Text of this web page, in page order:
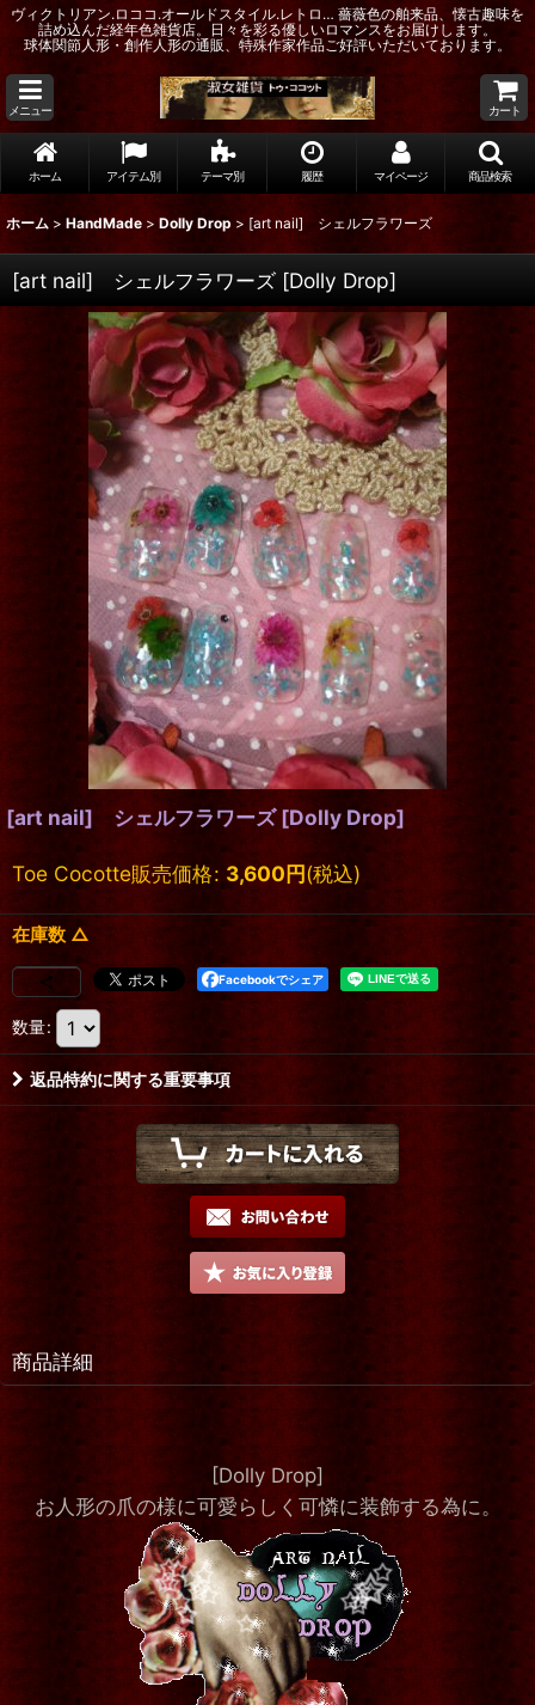
ヴィクトリアン.ロココ.オールドスタイル.レトロ… 薔薇色の舶来品、懐古趣味を
詰め込んだ経年色雑貨店。日々を彩る優しいロマンスをお届けします。
球体関節人形・創作人形の通販、特殊作家作品ご好評いただいております。
メニュー カート
ホーム アイテム別 テーマ別 履歴 マイページ 商品検索
ホーム > HandMade > Dolly Drop > [art nail] シェルフラワーズ
[art nail] シェルフラワーズ [Dolly Drop]
[art nail] シェルフラワーズ [Dolly Drop]
Toe Cocotte販売価格: 3,600円(税込)
在庫数 △
Facebookでシェア
数量:
返品特約に関する重要事項
商品詳細
[Dolly Drop]
お人形の爪の様に可愛らしく可憐に装飾する為に。